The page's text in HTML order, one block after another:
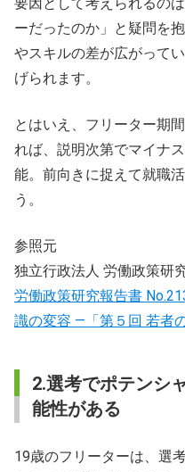
要因として考えられるの
ーだったのか」と疑問を
やスキルの差が広がって
げられます。
とはいえ、フリーター期
れば、説明次第でマイナ
能。前向きに捉えて就職
う。
参照元
独立行政法人 労働政策研
労働政策研究報告書
識の変容 ―「第５回 若者
2.選考でポテンシ
能性がある
19歳のフリーターは、選